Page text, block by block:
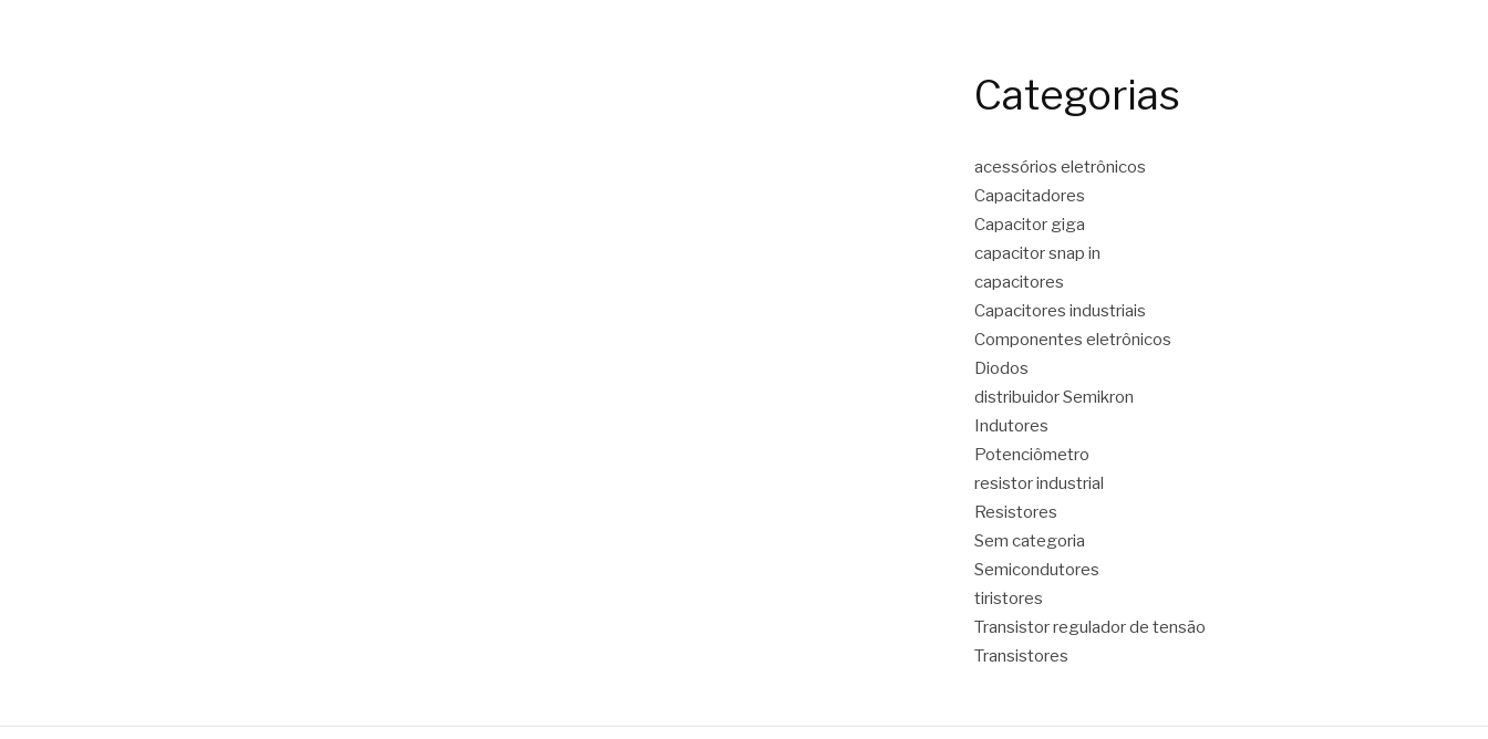
Categorias
acessórios eletrônicos
Capacitadores
Capacitor giga
capacitor snap in
capacitores
Capacitores industriais
Componentes eletrônicos
Diodos
distribuidor Semikron
Indutores
Potenciômetro
resistor industrial
Resistores
Sem categoria
Semicondutores
tiristores
Transistor regulador de tensão
Transistores